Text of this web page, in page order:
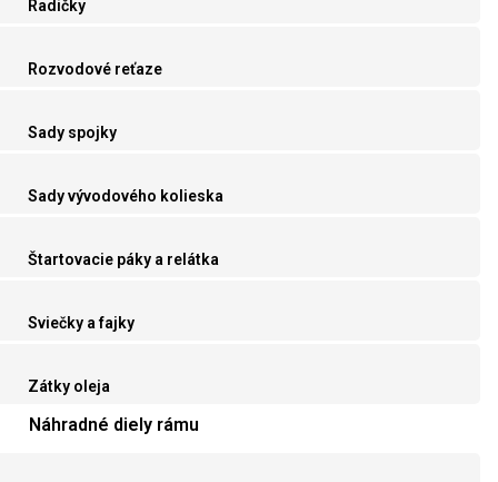
Radičky
Rozvodové reťaze
Sady spojky
Sady vývodového kolieska
Štartovacie páky a relátka
Sviečky a fajky
Zátky oleja
Náhradné diely rámu